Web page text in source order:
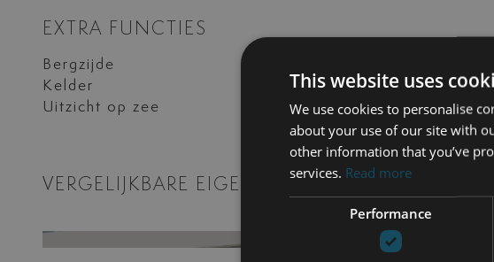
EXTRA FUNCTIES
Bergzijde
Kelder
Privé terras
Uitzicht op zee
Vloerbedekking
VERGELIJKBARE EIGENSCHAPPEN
This website uses
We use cookies to personalise
about your use of our site with
other information that you’ve
services. Read more
Performance